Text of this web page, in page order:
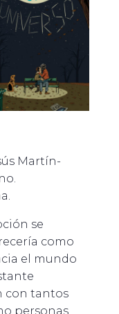
Martín-
se
como
el mundo
con tantos
personas